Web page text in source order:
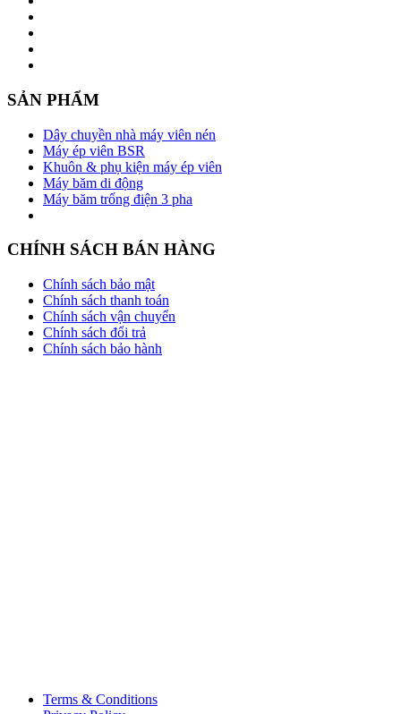
SẢN PHẨM
Dây chuyền nhà máy viên nén
Máy ép viên BSR
Khuôn & phụ kiện máy ép viên
Máy băm di động
Máy băm trống điện 3 pha
CHÍNH SÁCH BÁN HÀNG
Chính sách bảo mật
Chính sách thanh toán
Chính sách vận chuyển
Chính sách đổi trả
Chính sách bảo hành
Terms & Conditions